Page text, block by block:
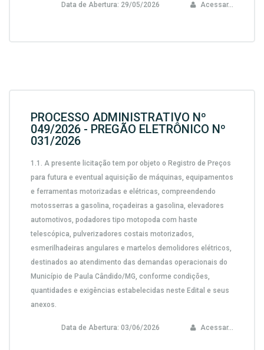
Data de Abertura: 29/05/2026 Acessar...
PROCESSO ADMINISTRATIVO Nº
049/2026 - PREGÃO ELETRÔNICO Nº
031/2026
1.1. A presente licitação tem por objeto o Registro de Preços
para futura e eventual aquisição de máquinas, equipamentos
e ferramentas motorizadas e elétricas, compreendendo
motosserras a gasolina, roçadeiras a gasolina, elevadores
automotivos, podadores tipo motopoda com haste
telescópica, pulverizadores costais motorizados,
esmerilhadeiras angulares e martelos demolidores elétricos,
destinados ao atendimento das demandas operacionais do
Município de Paula Cândido/MG, conforme condições,
quantidades e exigências estabelecidas neste Edital e seus
anexos.
Data de Abertura: 03/06/2026 Acessar...